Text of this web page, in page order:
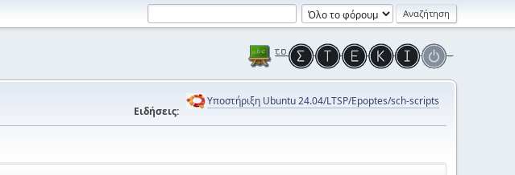
Ειδήσεις:
Υποστήριξη Ubuntu 24.04/LTSP/Epoptes/sch-scripts